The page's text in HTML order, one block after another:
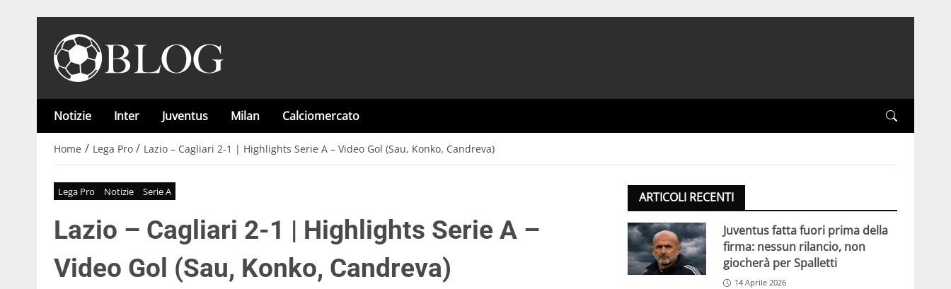
Notizie Inter Juventus Milan Calciomercato
Home / Lega Pro / Lazio – Cagliari 2-1 | Highlights Serie A – Video Gol (Sau, Konko, Candreva)
Lega Pro Notizie Serie A
Lazio – Cagliari 2-1 | Highlights Serie A –
Video Gol (Sau, Konko, Candreva)
ARTICOLI RECENTI
Juventus fatta fuori prima della
firma: nessun rilancio, non
giocherà per Spalletti
14 Aprile 2026